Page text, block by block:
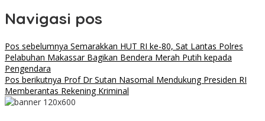
Navigasi pos
Pos sebelumnya Semarakkan HUT RI ke-80, Sat Lantas Polres
Pelabuhan Makassar Bagikan Bendera Merah Putih kepada
Pengendara
Pos berikutnya Prof Dr Sutan Nasomal Mendukung Presiden RI
Memberantas Rekening Kriminal